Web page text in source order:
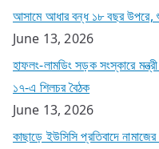
আসামে আধার বন্ধ ১৮ বছর উপরে,
June 13, 2026
হাফলং-লামডিং সড়ক সংস্কারে
১৭-এ শিলচর বৈঠক
June 13, 2026
কাছাড়ে ইউসিসি প্রতিবাদে